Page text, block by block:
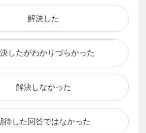
解決した
したがわかりづらかった
解決しなかった
待した回答ではなかった